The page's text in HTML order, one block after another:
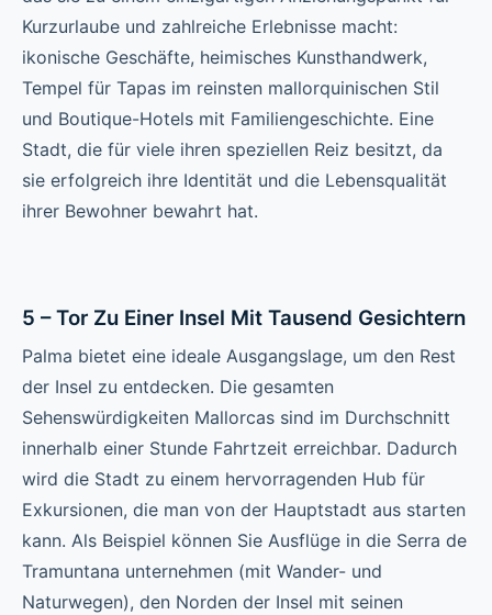
Kurzurlaube und zahlreiche Erlebnisse macht:
ikonische Geschäfte, heimisches Kunsthandwerk,
Tempel für Tapas im reinsten mallorquinischen Stil
und Boutique-Hotels mit Familiengeschichte. Eine
Stadt, die für viele ihren speziellen Reiz besitzt, da
sie erfolgreich ihre Identität und die Lebensqualität
ihrer Bewohner bewahrt hat.
5 – Tor Zu Einer Insel Mit Tausend Gesichtern
Palma bietet eine ideale Ausgangslage, um den Rest
der Insel zu entdecken. Die gesamten
Sehenswürdigkeiten Mallorcas sind im Durchschnitt
innerhalb einer Stunde Fahrtzeit erreichbar. Dadurch
wird die Stadt zu einem hervorragenden Hub für
Exkursionen, die man von der Hauptstadt aus starten
kann. Als Beispiel können Sie Ausflüge in die Serra de
Tramuntana unternehmen (mit Wander- und
Naturwegen), den Norden der Insel mit seinen